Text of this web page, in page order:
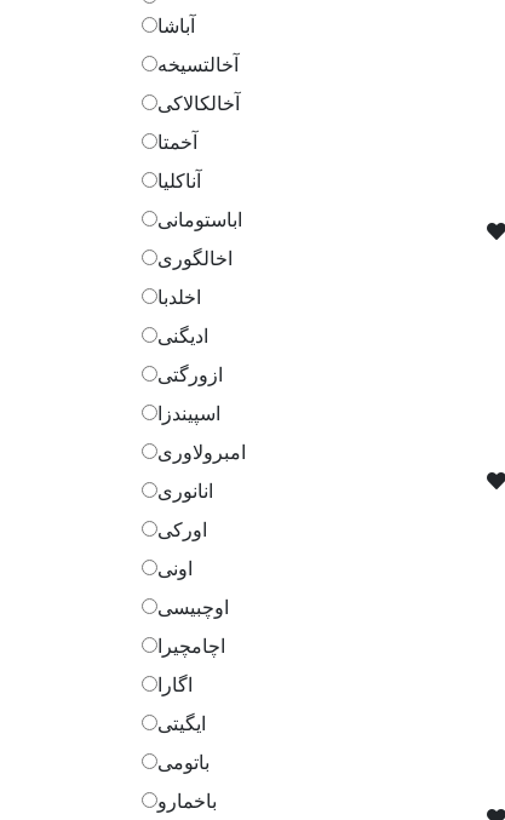
آباشا
آخالتسیخه
آخالکالاکی
آخمتا
آناکلیا
اباستومانی
اخالگوری
اخلدبا
ادیگنی
ازورگتی
اسپیندزا
امبرولاوری
انانوری
اورکی
اونی
اوچبیسی
اچامچیرا
اگارا
ایگیتی
باتومی
باخمارو